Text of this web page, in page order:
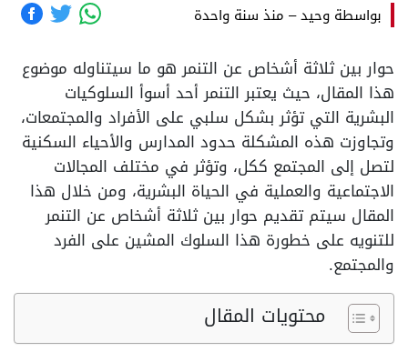
بواسطة وحيد– منذ سنة واحدة
حوار بين ثلاثة أشخاص عن التنمر هو ما سيتناوله موضوع
هذا المقال، حيث يعتبر التنمر أحد أسوأ السلوكيات
البشرية التي تؤثر بشكل سلبي على الأفراد والمجتمعات،
وتجاوزت هذه المشكلة حدود المدارس والأحياء السكنية
لتصل إلى المجتمع ككل، وتؤثر في مختلف المجالات
الاجتماعية والعملية في الحياة البشرية، ومن خلال هذا
المقال سيتم تقديم حوار بين ثلاثة أشخاص عن التنمر
للتنويه على خطورة هذا السلوك المشين على الفرد
والمجتمع.
محتويات المقال